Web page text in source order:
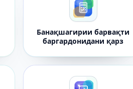
Банақшагирии барвақти
баргардонидани қарз